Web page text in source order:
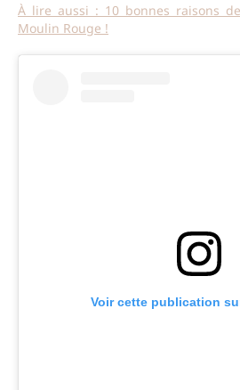
À lire aussi : 10 bonnes raisons
Moulin Rouge !
Voir cette publication